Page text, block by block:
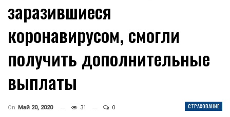
заразившиеся
коронавирусом, смогли
получить дополнительные
выплаты
СТРАХОВАНИЕ
On Май 20, 2020 31 0